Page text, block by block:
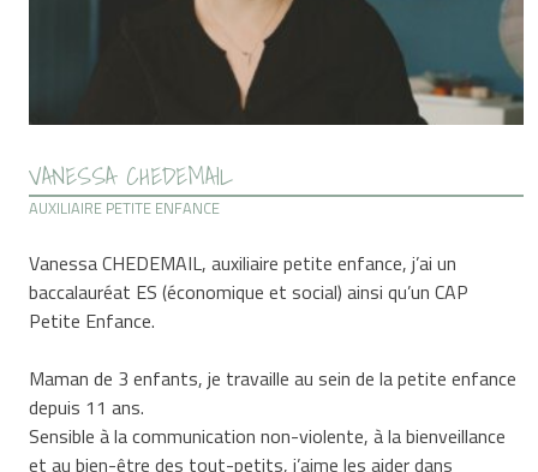
VANESSA CHEDEMAIL
AUXILIAIRE PETITE ENFANCE
Vanessa CHEDEMAIL, auxiliaire petite enfance, j’ai un
baccalauréat ES (économique et social) ainsi qu’un CAP
Petite Enfance.
Maman de 3 enfants, je travaille au sein de la petite enfance
depuis 11 ans.
Sensible à la communication non-violente, à la bienveillance
et au bien-être des tout-petits, j’aime les aider dans